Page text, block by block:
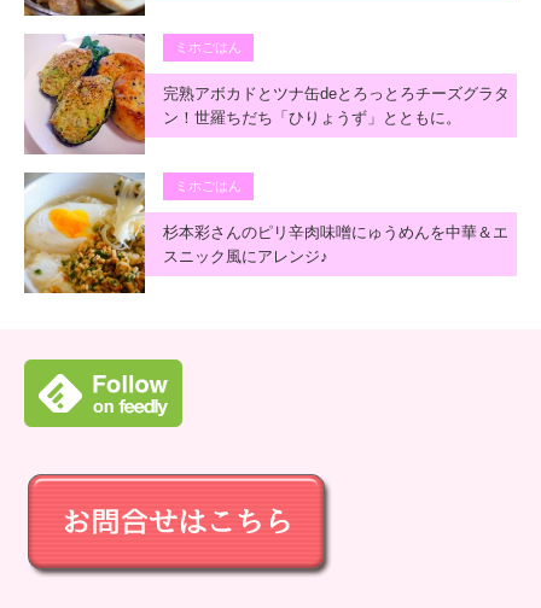
ミホごはん
完熟アボカドとツナ缶deとろっとろチーズグラタ
ン！世羅ちだち「ひりょうず」とともに。
ミホごはん
杉本彩さんのピリ辛肉味噌にゅうめんを中華＆エ
スニック風にアレンジ♪